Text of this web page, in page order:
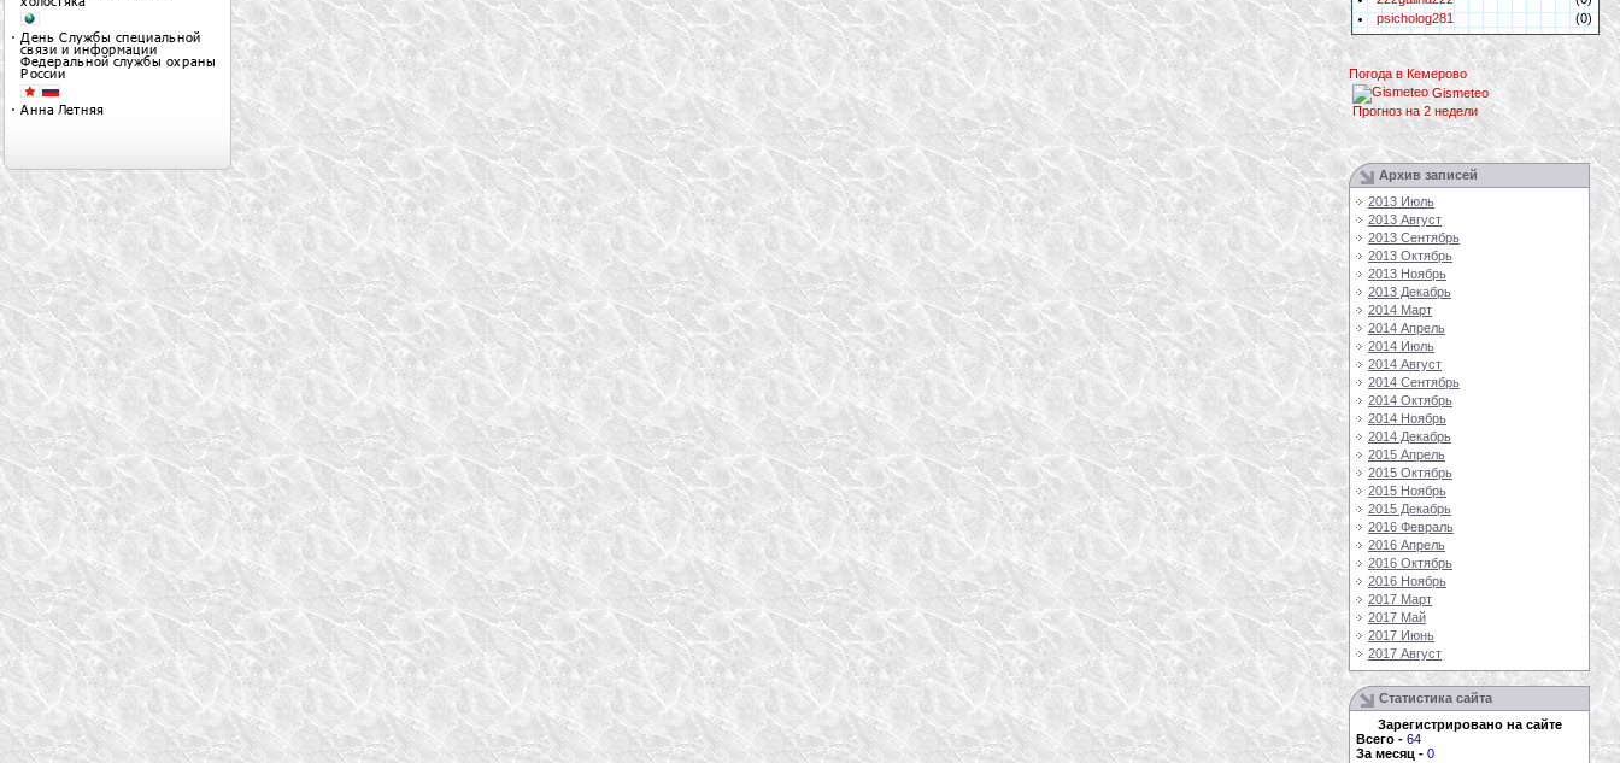
psicholog281
(0)
Погода в Кемерово
Gismeteo
Прогноз на 2 недели
Архив записей
2013 Июль
2013 Август
2013 Сентябрь
2013 Октябрь
2013 Ноябрь
2013 Декабрь
2014 Март
2014 Апрель
2014 Июль
2014 Август
2014 Сентябрь
2014 Октябрь
2014 Ноябрь
2014 Декабрь
2015 Апрель
2015 Октябрь
2015 Ноябрь
2015 Декабрь
2016 Февраль
2016 Апрель
2016 Октябрь
2016 Ноябрь
2017 Март
2017 Май
2017 Июнь
2017 Август
Статистика сайта
Зарегистрировано на сайте
Всего - 64
За месяц - 0